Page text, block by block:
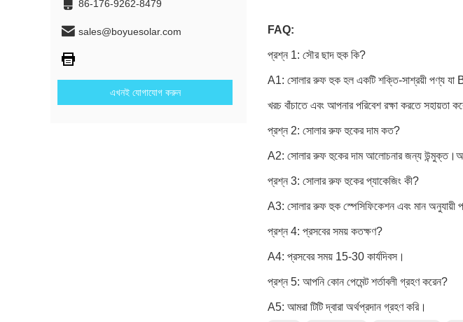
86-176-9262-8479
sales@boyuesolar.com
এখনই যোগাযোগ করুন
FAQ:
প্রশ্ন 1: সৌর ছাদ হুক কি?
A1: সোলার রুফ হুক হল একটি শক্তি-সাশ্রয়ী পণ্য যা
খরচ বাঁচাতে এবং আপনার পরিবেশ রক্ষা করতে সহায়তা
প্রশ্ন 2: সোলার রুফ হুকের দাম কত?
A2: সোলার রুফ হুকের দাম আলোচনার জন্য
প্রশ্ন 3: সোলার রুফ হুকের প্যাকেজিং কী?
A3: সোলার রুফ হুক স্পেসিফিকেশন এবং মান অনুযায়ী
প্রশ্ন 4: প্রসবের সময় কতক্ষণ?
A4: প্রসবের সময় 15-30 কার্যদিবস।
প্রশ্ন 5: আপনি কোন পেমেন্ট শর্তাবলী গ্রহণ করেন?
A5: আমরা টিটি দ্বারা অর্থপ্রদান গ্রহণ করি।